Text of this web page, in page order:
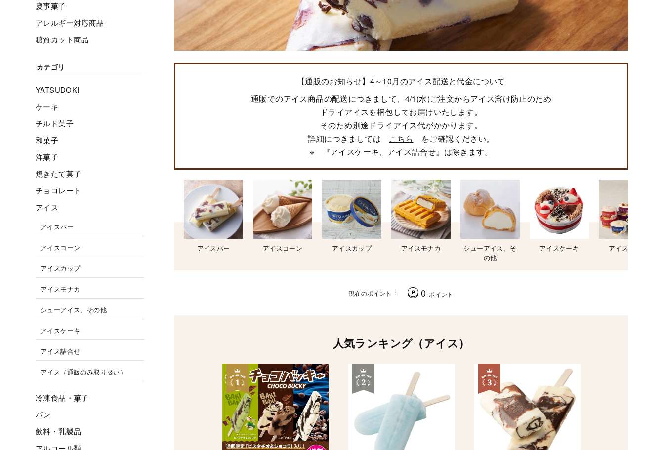
慶事菓子
アレルギー対応商品
糖質カット商品
カテゴリ
YATSUDOKI
ケーキ
チルド菓子
和菓子
洋菓子
焼きたて菓子
チョコレート
アイス
アイスバー
アイスコーン
アイスカップ
アイスモナカ
シューアイス、その他
アイスケーキ
アイス詰合せ
アイス（通販のみ取り扱い）
冷凍食品・菓子
パン
飲料・乳製品
アルコール類
【通販のお知らせ】4～10月のアイス配送と代金について
通販でのアイス商品の配送につきまして、4/1(水)ご注文からアイス溶け防止のため
ドライアイスを梱包してお届けいたします。
そのため別途ドライアイス代がかかります。
詳細につきましては こちら
をご確認ください。
※ 『アイスケーキ、アイス詰合せ』は除きます。
アイスバー アイスコーン アイスカップ アイスモナカ
シューアイス、そ
の他
アイスケーキ アイス詰合せ
現在のポイント 0 ポイント
人気ランキング（アイス）